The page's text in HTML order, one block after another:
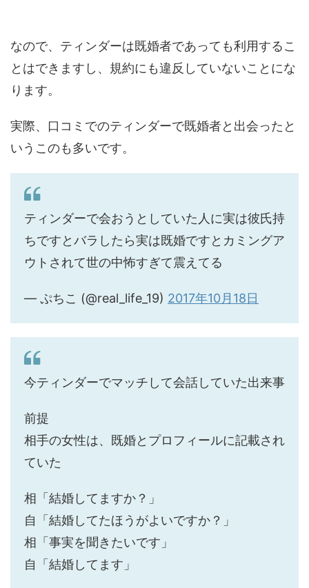
なので、ティンダーは既婚者であっても利用するこ
とはできますし、規約にも違反していないことにな
ります。
実際、口コミでのティンダーで既婚者と出会ったと
いうこのも多いです。
ティンダーで会おうとしていた人に実は彼氏持
ちですとバラしたら実は既婚ですとカミングア
ウトされて世の中怖すぎて震えてる
— ぷちこ (@real_life_19) 2017年10月18日
今ティンダーでマッチして会話していた出来事
前提
相手の女性は、既婚とプロフィールに記載され
ていた
相「結婚してますか？」
自「結婚してたほうがよいですか？」
相「事実を聞きたいです」
自「結婚してます」